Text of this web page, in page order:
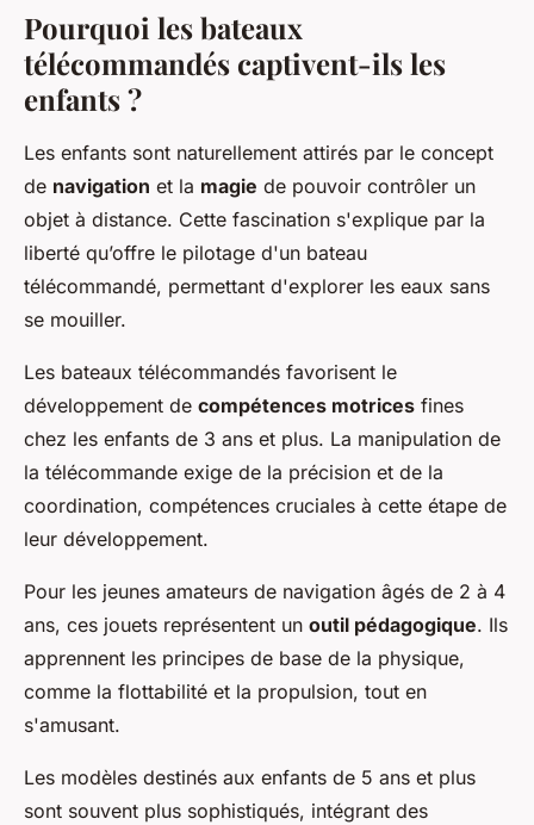
Pourquoi les bateaux
télécommandés captivent-ils les
enfants ?
Les enfants sont naturellement attirés par le concept
de navigation et la magie de pouvoir contrôler un
objet à distance. Cette fascination s'explique par la
liberté qu’offre le pilotage d'un bateau
télécommandé, permettant d'explorer les eaux sans
se mouiller.
Les bateaux télécommandés favorisent le
développement de compétences motrices fines
chez les enfants de 3 ans et plus. La manipulation de
la télécommande exige de la précision et de la
coordination, compétences cruciales à cette étape de
leur développement.
Pour les jeunes amateurs de navigation âgés de 2 à 4
ans, ces jouets représentent un outil pédagogique. Ils
apprennent les principes de base de la physique,
comme la flottabilité et la propulsion, tout en
s'amusant.
Les modèles destinés aux enfants de 5 ans et plus
sont souvent plus sophistiqués, intégrant des